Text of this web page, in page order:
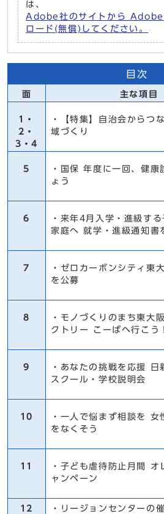
は、
Adobe社のサイトから
ロード(無償)してください。
目次
面 主な項目
1・
2・
3・4
・【特集】自治会からつ
域づくり
5
・国保 年度に一回、健康
ょう
6
・来年4月入学・進級す
家庭へ 就学・進級通知書
7
・ゼロカーボンシティ東
を公募
8
・モノづくりのまち東大
クトリー こーばヘ行こう
9
・あなたの挑戦を応援 日
スクール・学校説明会
10
・一人で悩まず相談を 女
をなくそう
11
・子ども虐待防止月間 オ
ャンペーン
12 ・リージョンセンターの